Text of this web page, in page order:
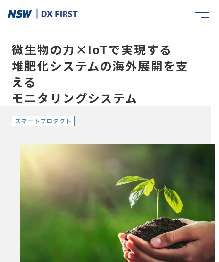
微生物の力×IoTで実現する
堆肥化システムの海外展開を支
える
モニタリングシステム
スマートプロダクト